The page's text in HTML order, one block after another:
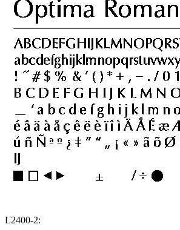
L2400-2: